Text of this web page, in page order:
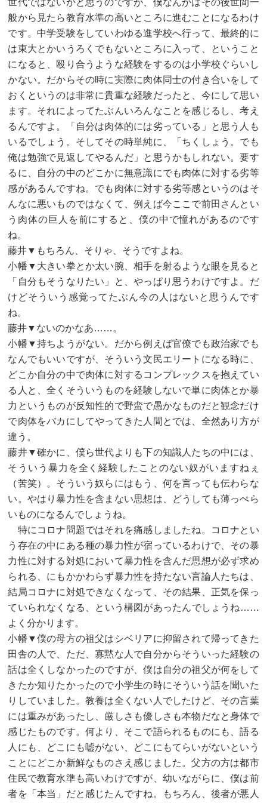
世代ではないかと思うのですが、僕なんかはその後世間一
般から見たら教育水準の高いところに進むことになるわけ
です。中学受験をしていわゆる進学校へ行って、最終的に
は東大とかいうろくでもないところに入って、ということ
になると、殴り合うような経験をするのは小学校ぐらいし
かない。だからその時に実際に肉体同士の付き合いをして
おくというのは非常に貴重な経験だったと、今にして思い
ます。それによってたぶんいろんなことを感じるし、考え
るんですよ。「自分は肉体的には劣っている」と思う人も
いるでしょう。そしてその時単純に、「ちくしょう。でも
俺は勉強で見返してやるんだ」と思うかもしれない。要す
るに、自分の中のどこかに無意識にでも肉体に対する劣等
感があるんですね。でも肉体に対する劣等感というのはそ
んなに悪いものではなくて、例えば今ここで前田さんとい
う肉体の巨人を前にすると、僕の中で憧れがあるのです
ね。
藤井▼もちろん、そりゃ、そうですよね。
小幡▼大きい拳とか太い腕、相手を射るような眼を見ると
「自分もそうなりたい」と、やっぱり思うわけですよ。だ
けどそういう感覚ってたぶん今の人はないと思うんです
ね。
藤井▼ないのかなあ……。
小幡▼持ちようがない。だから例えば官僚でも政治家でも
なんでもいいですが、そういう文民エリートになる時に、
どこか自分の中で肉体に対するコンプレックスを抱えてい
る人と、全くそういうものを経験しないで単に肉体とか暴
力というものが反知性的で野蛮で愚かなものだと観念だけ
で肉体をバカにしてやってきた人間とでは、全然あり方が
違う。
藤井▼確かに、僕ら世代よりも下の知識人たちの中には、
そういう暴力を全く経験したことのない奴がいますねぇ
（苦笑）。そういう奴らにはもう、何を言っても伝わらな
い。やはり暴力性を含まない思想は、どうしても薄っぺら
いものになるんでしょうね。
特にコロナ問題ではそれを痛感しましたね。コロナとい
う存在の中にある種の暴力性が宿っているわけで、その暴
力性に対する対処において暴力性を含んだ思想が必ず求め
られる、にもかかわらず暴力性を持たない言論人たちは、
結局コロナに対処できなくなって、その結果、正気を保っ
ていられなくなる、という構図があったんでしょうね……
よく分かります。
小幡▼僕の母方の祖父はシベリアに抑留されて帰ってきた
田舎の人で、ただ、寡黙な人で自分からそういった経験の
話は全くしなかったのですが、僕は自分の祖父が何をして
きたか知りたかったので小学生の時にそういう話を聞いた
りしていました。教養は全くない人でしたけど、その言葉
には重みがあったし、厳しさも優しさも本物だなと身体で
感じたものです。何より、そこで語られるものにも、語る
人にも、どこにも嘘がない、どこにもてらいがないという
ことにどこか新鮮なものさえ感じました。父方の方は都市
住民で教育水準も高いわけですが、幼いながらに、僕は前
者を「本当」だと感じたんですね。もちろん、後者が悪人